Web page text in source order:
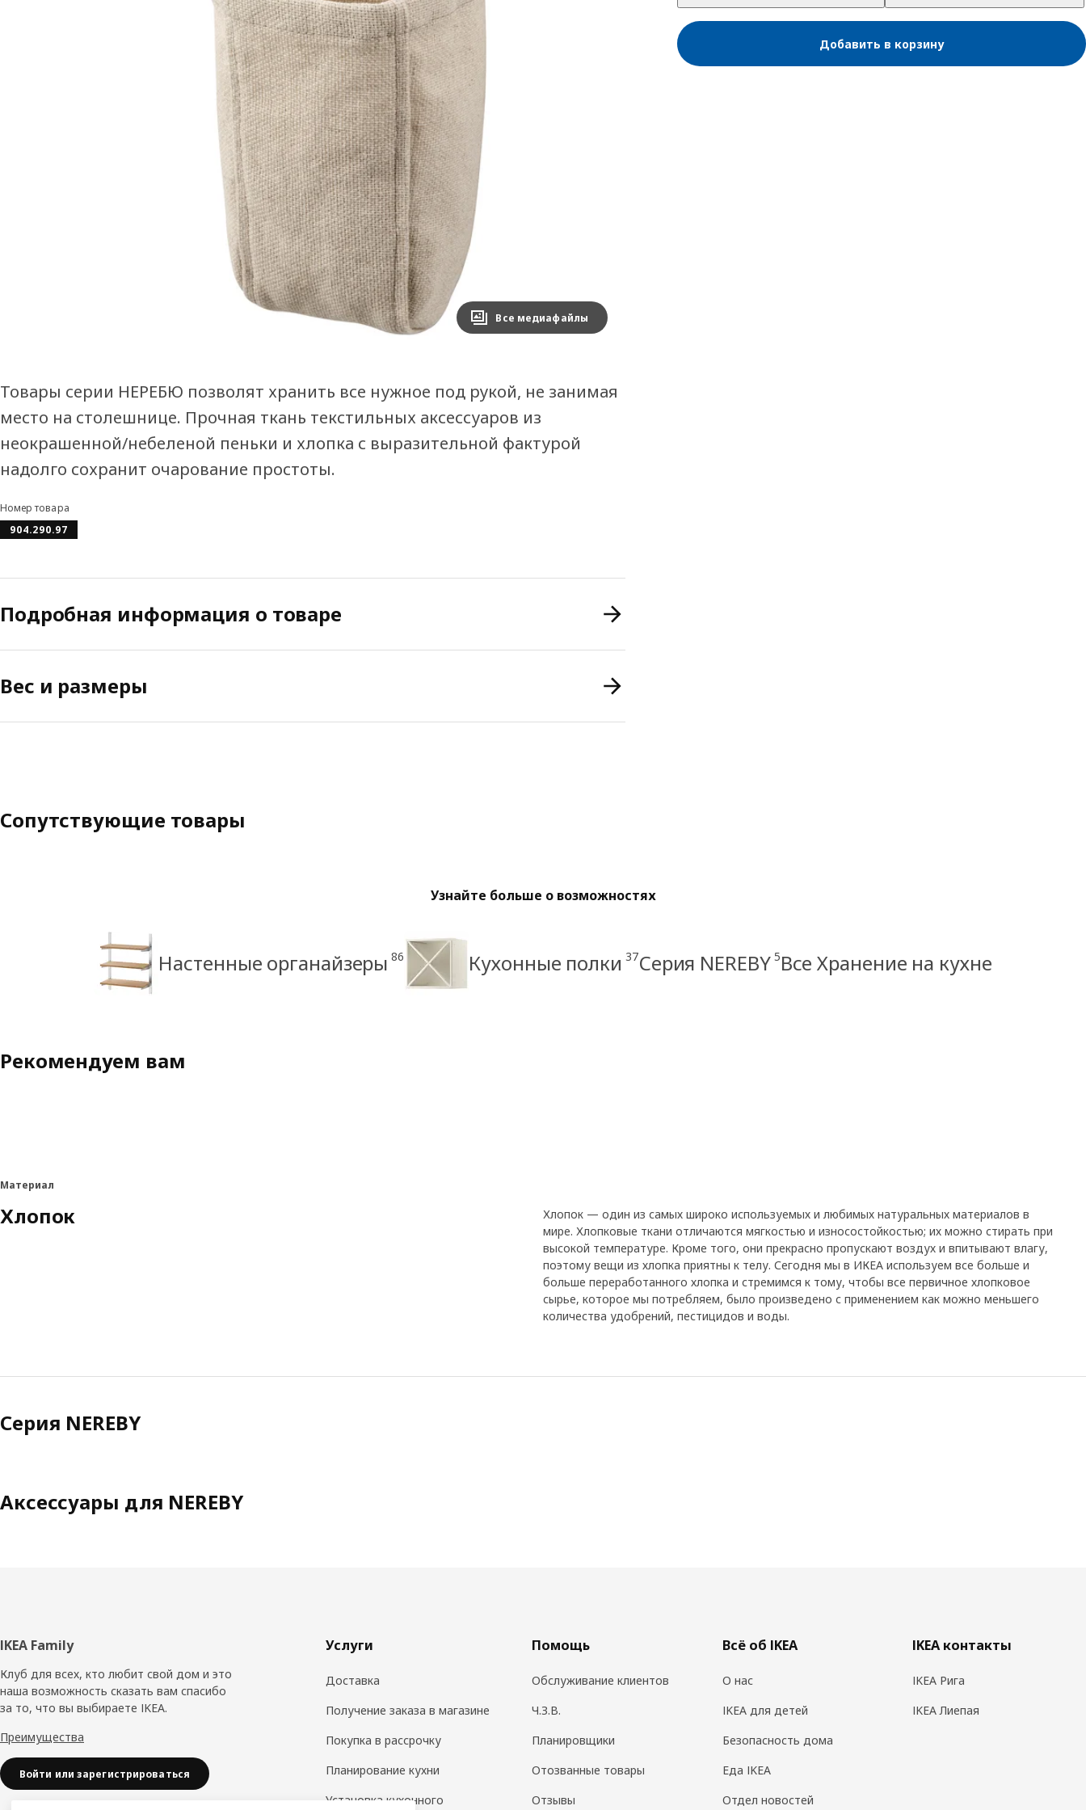
Image zoomed out, normal view
Все медиафайлы
Добавить в корзину
Товары серии НЕРЕБЮ позволят хранить все нужное под рукой, не занимая
место на столешнице. Прочная ткань текстильных аксессуаров из
неокрашенной/небеленой пеньки и хлопка с выразительной фактурой
надолго сохранит очарование простоты.
Номер товара
904.290.97
Подробная информация о товаре
Вес и размеры
Сопутствующие товары
Узнайте больше о возможностях
Настенные органайзеры 86 Кухонные полки 37Серия NEREBY 5Все Хранение на кухне
Рекомендуем вам
Материал
Хлопок
Хлопок — один из самых широко используемых и любимых натуральных материалов в
мире. Хлопковые ткани отличаются мягкостью и износостойкостью; их можно стирать при
высокой температуре. Кроме того, они прекрасно пропускают воздух и впитывают влагу,
поэтому вещи из хлопка приятны к телу. Сегодня мы в ИКЕА используем все больше и
больше переработанного хлопка и стремимся к тому, чтобы все первичное хлопковое
сырье, которое мы потребляем, было произведено с применением как можно меньшего
количества удобрений, пестицидов и воды.
Серия NEREBY
Аксессуары для NEREBY
Нижний
колонтитул
IKEA Family
Клуб для всех, кто любит свой дом и это
наша возможность сказать вам спасибо
за то, что вы выбираете IKEA.
Преимущества
Войти или зарегистрироваться
Услуги
Доставка
Получение заказа в магазине
Покупка в рассрочку
Планирование кухни
Установка кухонного
Помощь
Обслуживание клиентов
Ч.З.В.
Планировщики
Отозванные товары
Отзывы
Всё об IKEA
О нас
IKEA для детей
Безопасность дома
Еда IKEA
Отдел новостей
IKEA контакты
IKEA Рига
IKEA Лиепая